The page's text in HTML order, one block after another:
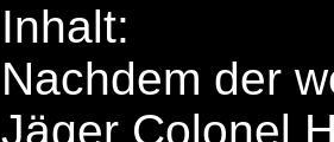
Inhalt:
Nachdem der
Jäger Colonel